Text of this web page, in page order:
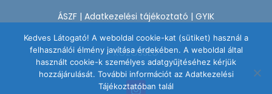
ÁSZF| Adatkezelési tájékoztató | GYIK
KÖZÖSSÉG
Kedves Látogató! A weboldal cookie-kat (sütiket) használ a
felhasználói élmény javítása érdekében. A weboldal által
használt cookie-k személyes adatgyűjtéséhez kérjük
hozzájárulását. További információt az Adatkezelési
Tájékoztatóban talál